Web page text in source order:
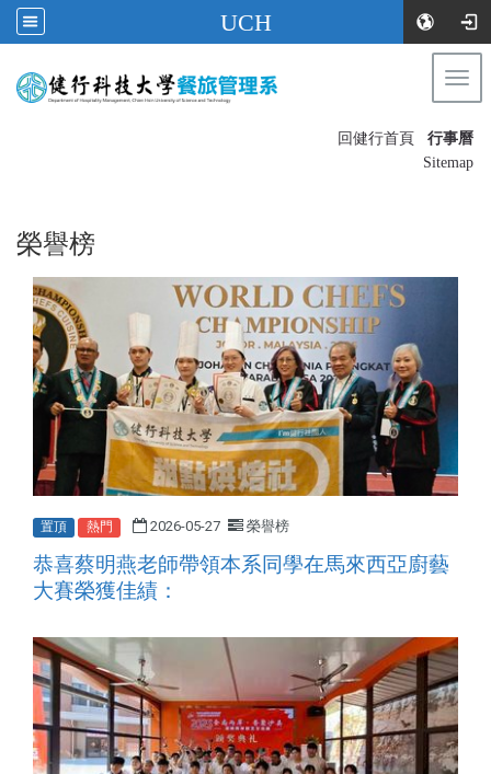
UCH
回健行首頁
行事曆
Sitemap
榮譽榜
置頂 熱門 2026-05-27 榮譽榜
恭喜蔡明燕老師帶領本系同學在馬來西亞廚藝
大賽榮獲佳績：